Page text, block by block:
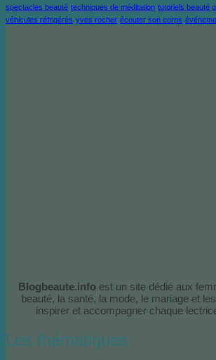
spectacles beauté techniques de méditation tutoriels beauté
véhicules réfrigérés yves rocher écouter son corps
Blogbeaute.infoest un site dédié aux
beauté, la santé, la mode, le mariage et
inspirer et accompagner chaque
Les thématiques